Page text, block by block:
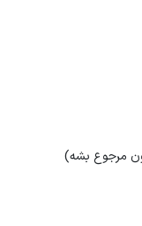
مرجوع بشه)